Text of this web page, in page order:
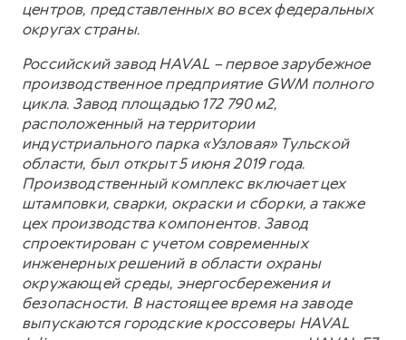
центров, представленных во всех федеральных
округах страны.
Российский завод HAVAL – первое зарубежное
производственное предприятие GWM полного
цикла. Завод площадью 172 790 м2,
расположенный на территории
индустриального парка «Узловая» Тульской
области, был открыт 5 июня 2019 года.
Производственный комплекс включает цех
штамповки, сварки, окраски и сборки, а также
цех производства компонентов. Завод
спроектирован с учетом современных
инженерных решений в области охраны
окружающей среды, энергосбережения и
безопасности. В настоящее время на заводе
выпускаются городские кроссоверы HAVAL